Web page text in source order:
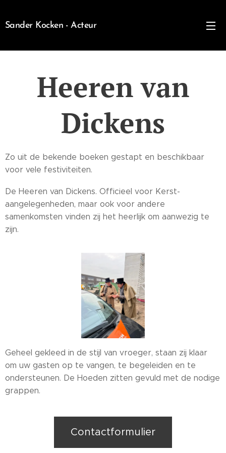
Sander Kocken - Acteur
Heeren van
Dickens
Zo uit de bekende boeken gestapt en beschikbaar
voor vele festiviteiten.
De Heeren van Dickens. Officieel voor Kerst-
aangelegenheden, maar ook voor andere
samenkomsten vinden zij het heerlijk om aanwezig te
zijn.
Geheel gekleed in de stijl van vroeger, staan zij klaar
om uw gasten op te vangen, te begeleiden en te
ondersteunen. De Hoeden zitten gevuld met de nodige
grappen.
Contactformulier